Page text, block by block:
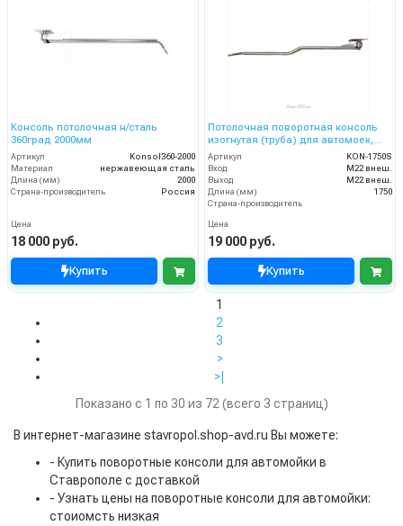
Консоль потолочная н/сталь
360град 2000мм
Артикул
Konsol360-2000
Материал
нержавеющая сталь
Длина (мм)
2000
Страна-производитель
Россия
Цена
18 000 руб.
Купить
Потолочная поворотная консоль
изогнутая (труба) для автомоек,
1.75 м, нерж. сталь
Артикул
KON-1750S
Вход
M22 внеш.
Выход
M22 внеш.
Длина (мм)
1750
Страна-производитель
Цена
19 000 руб.
Купить
1
2
3
>
>|
Показано с 1 по 30 из 72 (всего 3 страниц)
В интернет-магазине stavropol.shop-avd.ru Вы можете:
- Купить поворотные консоли для автомойки в
Ставрополе с доставкой
- Узнать цены на поворотные консоли для автомойки:
стоиомсть низкая